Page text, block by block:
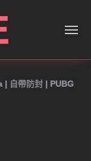
PUBG
| 自帶防封 | PUBG